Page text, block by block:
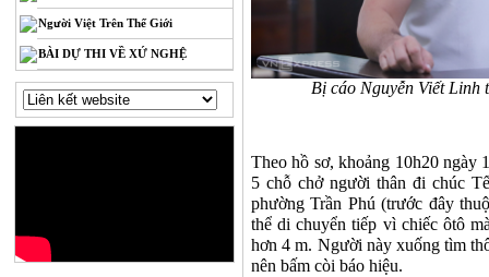
Người Việt Trên Thế Giới
BÀI DỰ THI VỀ XỨ NGHỆ
Bị cáo Nguyễn Viết
Theo hồ sơ, khoảng 10h20 ngày
5 chỗ chở người thân đi chúc
phường Trần Phú (trước đây
thể di chuyển tiếp vì chiếc ôtô
hơn 4 m. Người này xuống tìm
nên bấm còi báo hiệu.